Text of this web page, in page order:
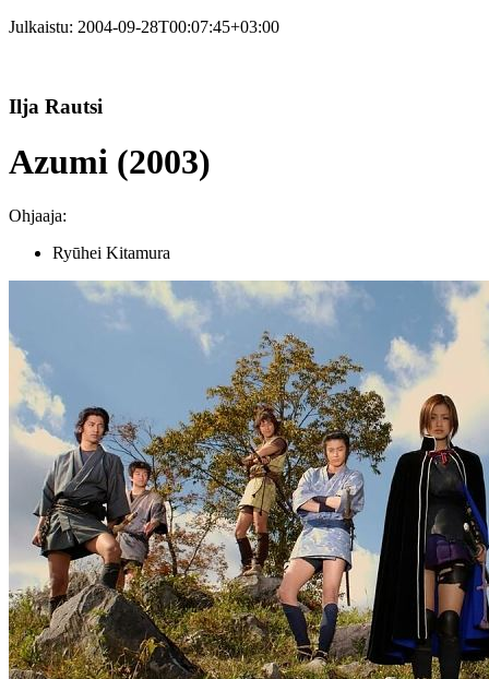
Julkaistu: 2004-09-28T00:07:45+03:00
Ilja Rautsi
Azumi (2003)
Ohjaaja:
Ryūhei Kitamura